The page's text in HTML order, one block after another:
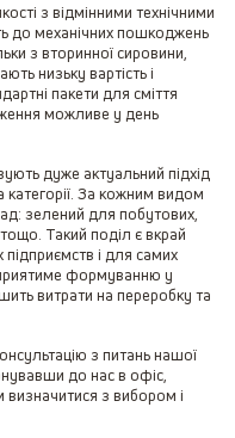
з відмінними технічними
до механічних пошкоджень
з вторинної сировини,
низьку вартість і
пакети для сміття
можливе у день
дуже актуальний підхід
категорії. За кожним видом
зелений для побутових,
Такий поділ є вкрай
і для самих
формуванню у
витрати на переробку та
з питань нашої
до нас в офіс,
з вибором і